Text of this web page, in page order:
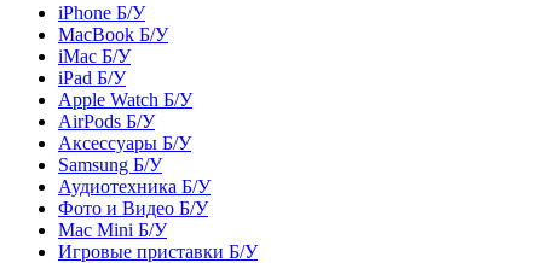
iPhone Б/У
MacBook Б/У
iMac Б/У
iPad Б/У
Apple Watch Б/У
AirPods Б/У
Аксессуары Б/У
Samsung Б/У
Аудиотехника Б/У
Фото и Видео Б/У
Mac Mini Б/У
Игровые приставки Б/У